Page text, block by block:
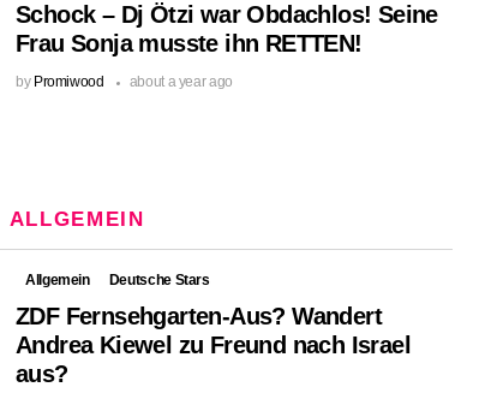
Schock – Dj Ötzi war Obdachlos! Seine
Frau Sonja musste ihn RETTEN!
by Promiwood about a year ago
ALLGEMEIN
Allgemein Deutsche Stars
ZDF Fernsehgarten-Aus? Wandert
Andrea Kiewel zu Freund nach Israel
aus?